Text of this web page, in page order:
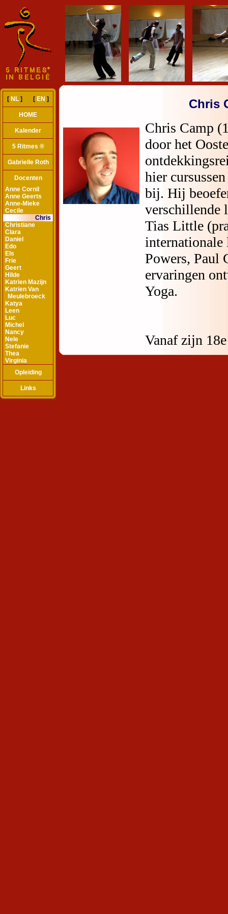
[ NL ] [ EN ]
HOME
Kalender
5 Ritmes ®
Gabrielle Roth
Docenten
Anne Cornil
Anne Geerts
Anne-Mieke
Cecile
Chris
Christiane
Clara
Daniel
Edo
Els
Frie
Geert
Hilde
Katrien Mazijn
Katrien Van
Meulebroeck
Katya
Leen
Luc
Michel
Nancy
Nele
Stefanie
Thea
Virginia
Opleiding
Links
Chris